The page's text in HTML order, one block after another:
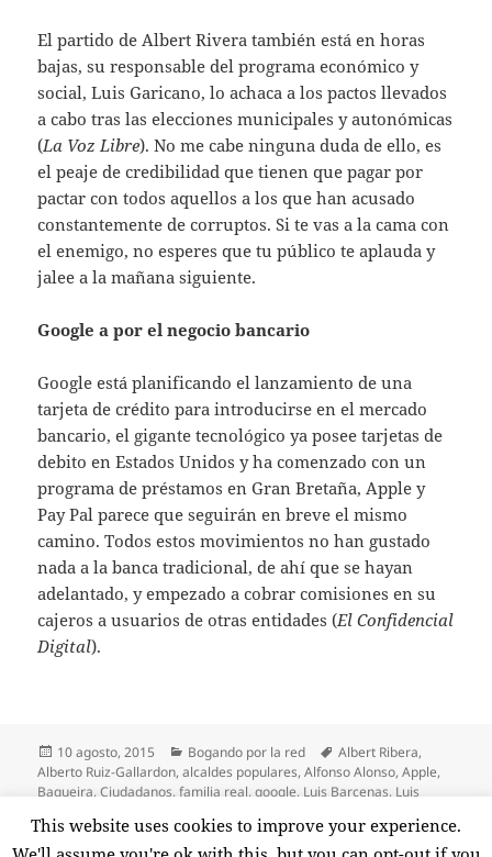
El partido de Albert Rivera también está en horas
bajas, su responsable del programa económico y
social, Luis Garicano, lo achaca a los pactos llevados
a cabo tras las elecciones municipales y autonómicas
(La Voz Libre). No me cabe ninguna duda de ello, es
el peaje de credibilidad que tienen que pagar por
pactar con todos aquellos a los que han acusado
constantemente de corruptos. Si te vas a la cama con
el enemigo, no esperes que tu público te aplauda y
jalee a la mañana siguiente.
Google a por el negocio bancario
Google está planificando el lanzamiento de una
tarjeta de crédito para introducirse en el mercado
bancario, el gigante tecnológico ya posee tarjetas de
debito en Estados Unidos y ha comenzado con un
programa de préstamos en Gran Bretaña, Apple y
Pay Pal parece que seguirán en breve el mismo
camino. Todos estos movimientos no han gustado
nada a la banca tradicional, de ahí que se hayan
adelantado, y empezado a cobrar comisiones en su
cajeros a usuarios de otras entidades (El Confidencial
Digital).
Publicado
el
10 agosto, 2015 Categorías
Bogando por la red Etiquetas
Albert Ribera,
Alberto Ruiz-Gallardon,alcaldes populares,Alfonso Alonso,Apple,
Baqueira,Ciudadanos,familia real,google, Luis Barcenas, Luis
Carlos
Deja un comentarioen Crossover «Bogando por la red»: El
This website uses cookies to improve your experience.